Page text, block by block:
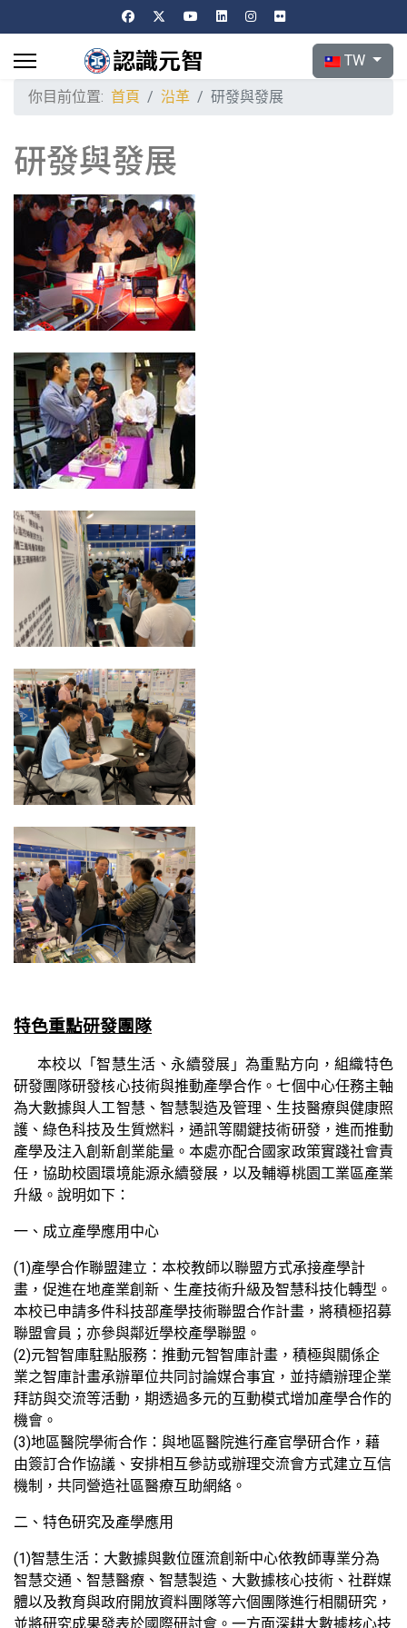
選擇你的語言
TW
你目前位置: 首頁 沿革 研發與發展
研發與發展
特色重點研發團隊
本校以「智慧生活、永續發展」為重點方向，組織特色
研發團隊研發核心技術與推動產學合作。七個中心任務主軸
為大數據與人工智慧、智慧製造及管理、生技醫療與健康照
護、綠色科技及生質燃料，通訊等關鍵技術研發，進而推動
產學及注入創新創業能量。本處亦配合國家政策實踐社會責
任，協助校園環境能源永續發展，以及輔導桃園工業區產業
升級。說明如下：
一、成立產學應用中心
(1)產學合作聯盟建立：本校教師以聯盟方式承接產學計
畫，促進在地產業創新、生產技術升級及智慧科技化轉型。
本校已申請多件科技部產學技術聯盟合作計畫，將積極招募
聯盟會員；亦參與鄰近學校產學聯盟。
(2)元智智庫駐點服務：推動元智智庫計畫，積極與關係企
業之智庫計畫承辦單位共同討論媒合事宜，並持續辦理企業
拜訪與交流等活動，期透過多元的互動模式增加產學合作的
機會。
(3)地區醫院學術合作：與地區醫院進行產官學研合作，藉
由簽訂合作協議、安排相互參訪或辦理交流會方式建立互信
機制，共同營造社區醫療互助網絡。
二、特色研究及產學應用
(1)智慧生活：大數據與數位匯流創新中心依教師專業分為
智慧交通、智慧醫療、智慧製造、大數據核心技術、社群媒
體以及教育與政府開放資料團隊等六個團隊進行相關研究，
並將研究成果發表於國際研討會。一方面深耕大數據核心技